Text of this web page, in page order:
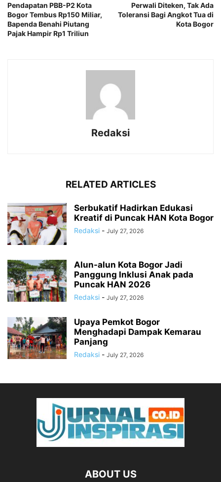
Pendapatan PBB-P2 Kota
Bogor Tembus Rp150 Miliar,
Bapenda Benahi Piutang
Pajak Hampir Rp1 Triliun
Perwali Diteken, Tak Ada
Toleransi Bagi Angkot Tua di
Kota Bogor
Redaksi
RELATED ARTICLES
Serbukatif Hadirkan Edukasi
Kreatif di Puncak HAN Kota Bogor
Redaksi - July 27, 2026
Alun-alun Kota Bogor Jadi
Panggung Inklusi Anak pada
Puncak HAN 2026
Redaksi - July 27, 2026
Upaya Pemkot Bogor
Menghadapi Dampak Kemarau
Panjang
Redaksi - July 27, 2026
ABOUT US